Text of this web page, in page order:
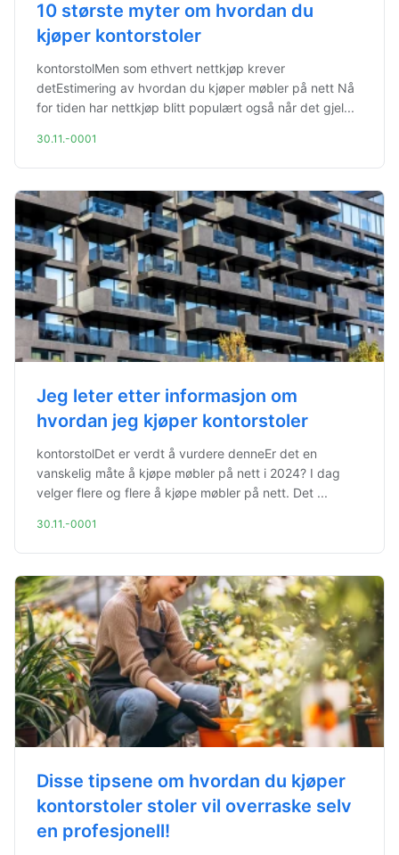
10 største myter om hvordan du
kjøper kontorstoler
kontorstolMen som ethvert nettkjøp krever
detEstimering av hvordan du kjøper møbler på nett Nå
for tiden har nettkjøp blitt populært også når det gjel...
30.11.-0001
Jeg leter etter informasjon om
hvordan jeg kjøper kontorstoler
kontorstolDet er verdt å vurdere denneEr det en
vanskelig måte å kjøpe møbler på nett i 2024? I dag
velger flere og flere å kjøpe møbler på nett. Det ...
30.11.-0001
Disse tipsene om hvordan du kjøper
kontorstoler stoler vil overraske selv
en profesjonell!